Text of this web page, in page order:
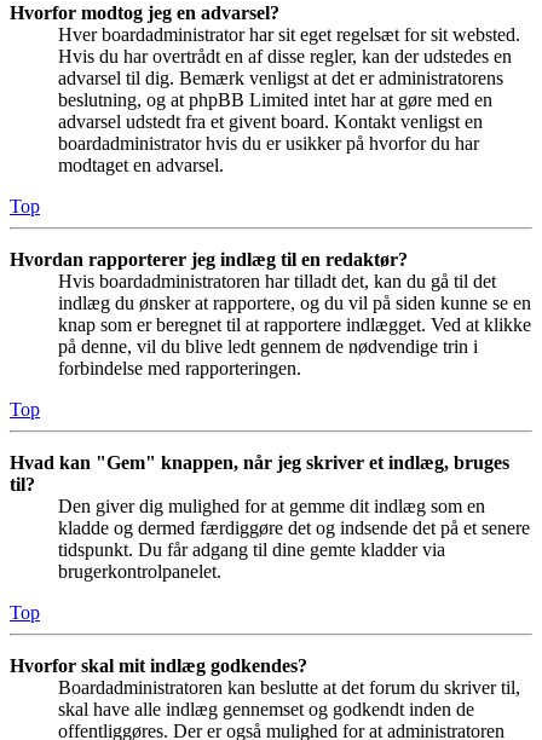
Hvorfor modtog jeg en advarsel?
Hver boardadministrator har sit eget regelsæt for sit websted.
Hvis du har overtrådt en af disse regler, kan der udstedes en
advarsel til dig. Bemærk venligst at det er administratorens
beslutning, og at phpBB Limited intet har at gøre med en
advarsel udstedt fra et givent board. Kontakt venligst en
boardadministrator hvis du er usikker på hvorfor du har
modtaget en advarsel.
Top
Hvordan rapporterer jeg indlæg til en redaktør?
Hvis boardadministratoren har tilladt det, kan du gå til det
indlæg du ønsker at rapportere, og du vil på siden kunne se en
knap som er beregnet til at rapportere indlægget. Ved at klikke
på denne, vil du blive ledt gennem de nødvendige trin i
forbindelse med rapporteringen.
Top
Hvad kan "Gem" knappen, når jeg skriver et indlæg, bruges
til?
Den giver dig mulighed for at gemme dit indlæg som en
kladde og dermed færdiggøre det og indsende det på et senere
tidspunkt. Du får adgang til dine gemte kladder via
brugerkontrolpanelet.
Top
Hvorfor skal mit indlæg godkendes?
Boardadministratoren kan beslutte at det forum du skriver til,
skal have alle indlæg gennemset og godkendt inden de
offentliggøres. Der er også mulighed for at administratoren